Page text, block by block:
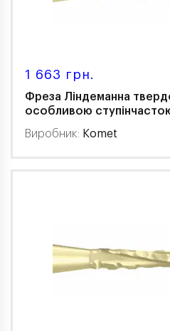
1 663 грн.
Фреза Ліндеманна
особливою
Виробник: Komet